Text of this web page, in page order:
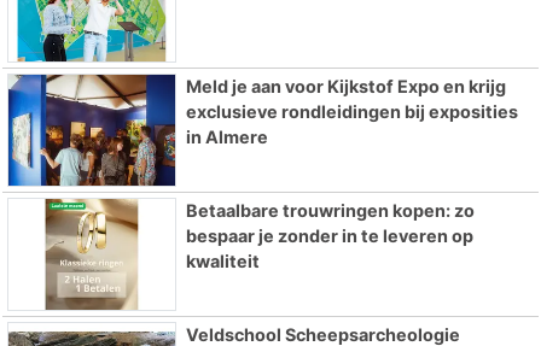
Meld je aan voor Kijkstof Expo en krijg
exclusieve rondleidingen bij exposities
in Almere
Betaalbare trouwringen kopen: zo
bespaar je zonder in te leveren op
kwaliteit
Veldschool Scheepsarcheologie